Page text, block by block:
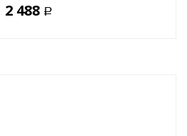
2 488 Р